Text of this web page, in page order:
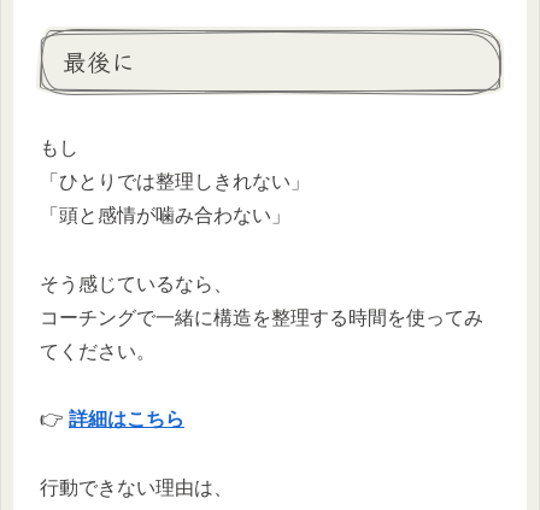
最後に
もし
「ひとりでは整理しきれない」
「頭と感情が噛み合わない」
そう感じているなら、
コーチングで一緒に構造を整理する時間を使ってみ
てください。
👉 詳細はこちら
行動できない理由は、